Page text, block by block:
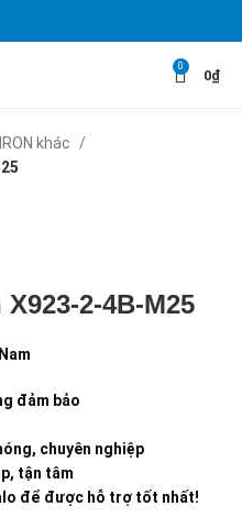
0
0₫
khác
2-4B-M25
đảm bảo
chuyên nghiệp
tận tâm
để được hỗ trợ tốt nhất!